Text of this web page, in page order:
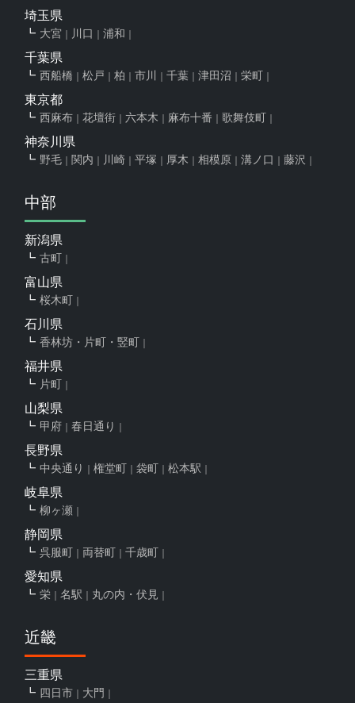
埼玉県
大宮 川口 浦和
千葉県
西船橋 松戸 柏 市川 千葉 津田沼 栄町
東京都
西麻布 花壇街 六本木 麻布十番 歌舞伎町
神奈川県
野毛 関内 川崎 平塚 厚木 相模原 溝ノ口 藤沢
中部
新潟県
古町
富山県
桜木町
石川県
香林坊・片町・竪町
福井県
片町
山梨県
甲府 春日通り
長野県
中央通り 権堂町 袋町 松本駅
岐阜県
柳ヶ瀬
静岡県
呉服町 両替町 千歳町
愛知県
栄 名駅 丸の内・伏見
近畿
三重県
四日市 大門